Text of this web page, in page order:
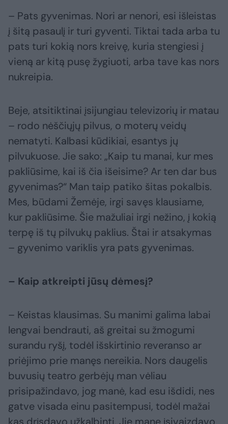
– Pats gyvenimas. Nori ar nenori, esi išleistas
į šitą pasaulį ir turi gyventi. Tiktai tada arba tu
pats turi kokią nors kreivę, kuria stengiesi į
vieną ar kitą pusę žygiuoti, arba tave kas nors
nukreipia.
Beje, atsitiktinai įsijungiau televizorių ir matau
– rodo nėščiųjų pilvus, o moterų veidų
nematyti. Kalbasi kūdikiai, esantys jų
pilvukuose. Jie sako: „Kaip tu manai, kur mes
pakliūsime, kai iš čia išeisime? Ar ten dar bus
gyvenimas?“ Man taip patiko šitas pokalbis.
Mes, būdami Žemėje, irgi savęs klausiame,
kur pakliūsime. Šie mažuliai irgi nežino, į kokią
terpę iš tų pilvukų paklius. Štai ir atsakymas
– gyvenimo variklis yra pats gyvenimas.
– Kaip atkreipti jūsų dėmesį?
– Keistas klausimas. Su manimi galima labai
lengvai bendrauti, aš greitai su žmogumi
surandu ryšį, todėl išskirtinio reveranso ar
priėjimo prie manęs nereikia. Nors daugelis
buvusių teatro gerbėjų man vėliau
prisipažindavo, jog manė, kad esu išdidi, nes
gatve visada einu pasitempusi, todėl mažai